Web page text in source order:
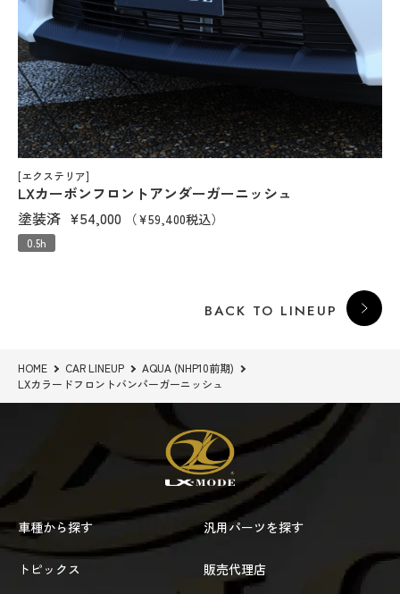
[エクステリア]
LXカーボンフロントアンダーガーニッシュ
塗装済 ¥54,000 （¥59,400税込）
0.5h
BACK TO LINEUP
HOME CAR LINEUP
AQUA (NHP10前期)
LXカラードフロントバンパーガーニッシュ
車種から探す 汎用パーツを探す
トピックス 販売代理店